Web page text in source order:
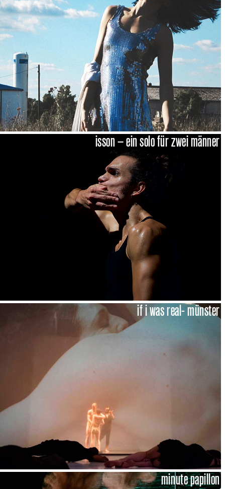
isson – ein solo für zwei männer
if i was real- münster
minute papillon